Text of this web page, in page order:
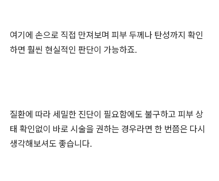
여기에 손으로 직접 만져보며 피부 두께나 탄성까지 확인
하면 훨씬 현실적인 판단이 가능하죠.
질환에 따라 세밀한 진단이 필요함에도 불구하고 피부 상
태 확인없이 바로 시술을 권하는 경우라면 한 번쯤은 다시
생각해보셔도 좋습니다.